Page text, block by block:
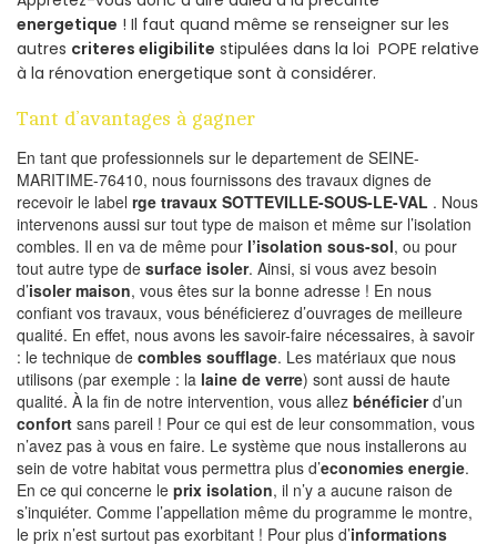
energetique ! Il faut quand même se renseigner sur les
autres criteres eligibilite stipulées dans la loi POPE relative
à la rénovation energetique sont à considérer.
Tant d’avantages à gagner
En tant que professionnels sur le departement de SEINE-
MARITIME-76410, nous fournissons des travaux dignes de
recevoir le label rge travaux SOTTEVILLE-SOUS-LE-VAL . Nous
intervenons aussi sur tout type de maison et même sur l’isolation
combles. Il en va de même pour l’isolation sous-sol, ou pour
tout autre type de surface isoler. Ainsi, si vous avez besoin
d’isoler maison, vous êtes sur la bonne adresse ! En nous
confiant vos travaux, vous bénéficierez d’ouvrages de meilleure
qualité. En effet, nous avons les savoir-faire nécessaires, à savoir
: le technique de combles soufflage. Les matériaux que nous
utilisons (par exemple : la laine de verre) sont aussi de haute
qualité. À la fin de notre intervention, vous allez bénéficierd’un
confort sans pareil ! Pour ce qui est de leur consommation, vous
n’avez pas à vous en faire. Le système que nous installerons au
sein de votre habitat vous permettra plus d’economies energie.
En ce qui concerne le prix isolation, il n’y a aucune raison de
s’inquiéter. Comme l’appellation même du programme le montre,
le prix n’est surtout pas exorbitant ! Pour plus d’informations